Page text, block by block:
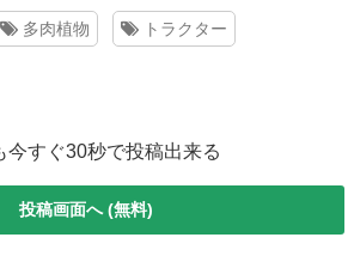
多肉植物 トラクター
今すぐ30秒で投稿出来る
投稿画面へ (無料)